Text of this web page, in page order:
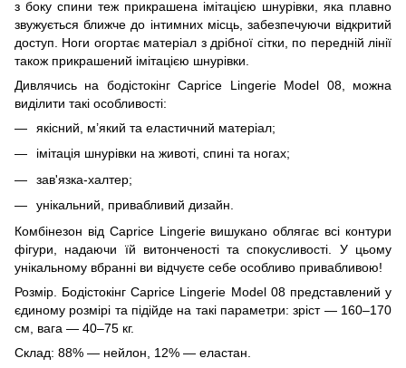
з боку спини теж прикрашена імітацією шнурівки, яка плавно
звужується ближче до інтимних місць, забезпечуючи відкритий
доступ. Ноги огортає матеріал з дрібної сітки, по передній лінії
також прикрашений імітацією шнурівки.
Дивлячись на бодістокінг Caprice Lingerie Model 08, можна
виділити такі особливості:
якісний, м’який та еластичний матеріал;
імітація шнурівки на животі, спині та ногах;
зав'язка-халтер;
унікальний, привабливий дизайн.
Комбінезон від Caprice Lingerie вишукано облягає всі контури
фігури, надаючи їй витонченості та спокусливості. У цьому
унікальному вбранні ви відчуєте себе особливо привабливою!
Розмір. Бодістокінг Caprice Lingerie Model 08 представлений у
єдиному розмірі та підійде на такі параметри: зріст — 160–170
см, вага — 40–75 кг.
Склад: 88% — нейлон, 12% — еластан.